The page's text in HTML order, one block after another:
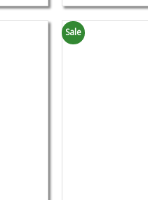
Sale